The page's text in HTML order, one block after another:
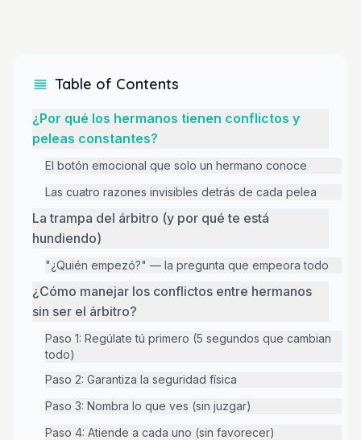
Table of Contents
¿Por qué los hermanos tienen conflictos y
peleas constantes?
El botón emocional que solo un hermano conoce
Las cuatro razones invisibles detrás de cada pelea
La trampa del árbitro (y por qué te está
hundiendo)
"¿Quién empezó?" — la pregunta que empeora todo
¿Cómo manejar los conflictos entre hermanos
sin ser el árbitro?
Paso 1: Regúlate tú primero (5 segundos que cambian
todo)
Paso 2: Garantiza la seguridad física
Paso 3: Nombra lo que ves (sin juzgar)
Paso 4: Atiende a cada uno (sin favorecer)